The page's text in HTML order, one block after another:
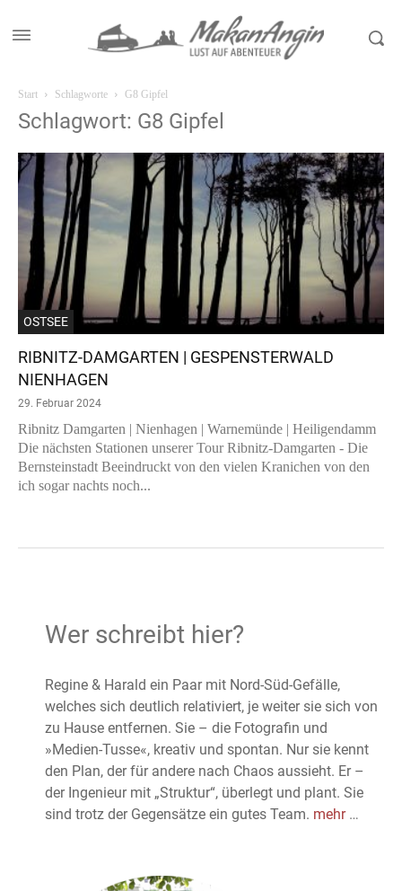
Start Schlagworte G8 Gipfel
Schlagwort: G8 Gipfel
OSTSEE
RIBNITZ-DAMGARTEN | GESPENSTERWALD
NIENHAGEN
29. Februar 2024
Ribnitz Damgarten | Nienhagen | Warnemünde | Heiligendamm
Die nächsten Stationen unserer Tour Ribnitz-Damgarten - Die
Bernsteinstadt Beeindruckt von den vielen Kranichen von den
ich sogar nachts noch...
Wer schreibt hier?
Regine & Harald ein Paar mit Nord-Süd-Gefälle,
welches sich deutlich relativiert, je weiter sie sich von
zu Hause entfernen. Sie – die Fotografin und
»Medien-Tusse«, kreativ und spontan. Nur sie kennt
den Plan, der für andere nach Chaos aussieht. Er –
der Ingenieur mit „Struktur“, überlegt und plant. Sie
sind trotz der Gegensätze ein gutes Team. mehr …